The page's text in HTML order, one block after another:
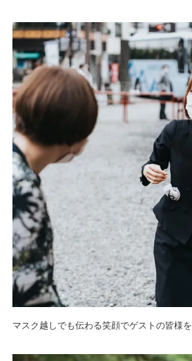
マスク越しでも伝わる笑顔でゲストの皆様